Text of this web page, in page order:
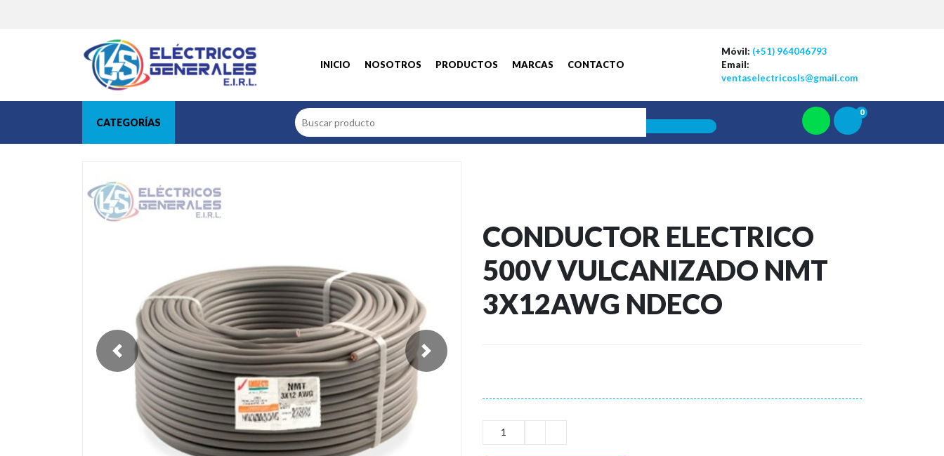
INICIO NOSOTROS PRODUCTOS MARCAS CONTACTO
Móvil: (+51) 964046793
Email:
ventaselectricosls@gmail.com
CATEGORÍAS
0
Previous Next
CONDUCTOR ELECTRICO
500V VULCANIZADO NMT
3X12AWG NDECO